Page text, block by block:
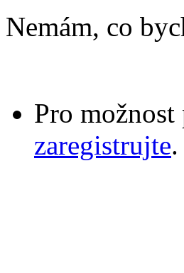
Nemám, co
Pro
zaregistrujte.